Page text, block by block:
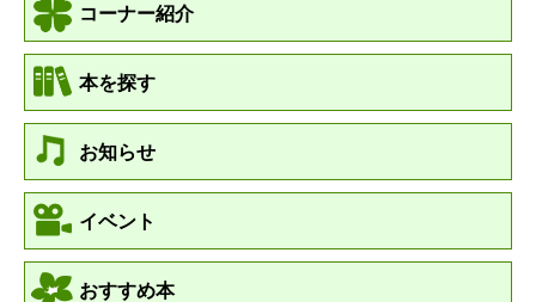
コーナー紹介
本を探す
お知らせ
イベント
おすすめ本